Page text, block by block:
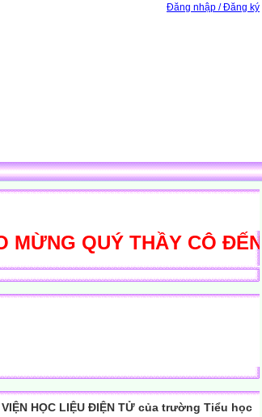
Đăng nhập / Đăng ký
MỪNG QUÝ THẦY CÔ
HỌC LIỆU ĐIỆN TỬ của trường Tiểu học